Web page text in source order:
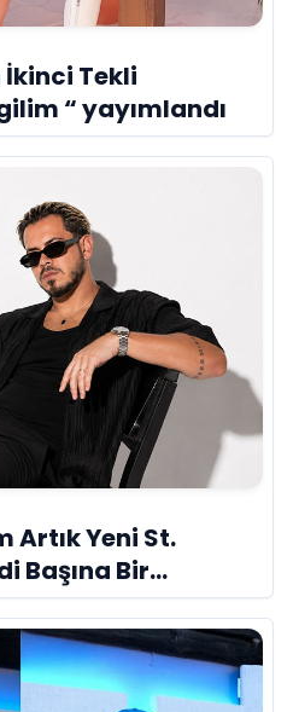
İkinci Tekli
“ yayımlandı
Artık Yeni St.
Başına Bir